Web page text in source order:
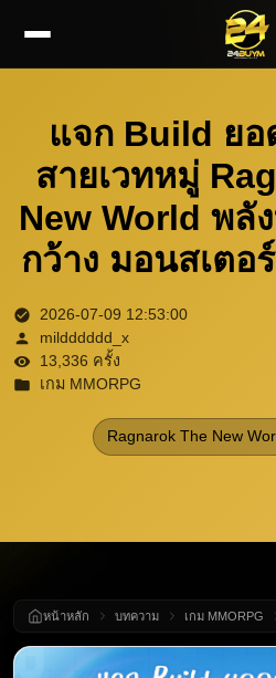
แจก Build ย
สายเวทหมู่
New World พลั
กว้าง มอนสเตอ
2026-07-09 12:53:00
mildddddd_x
13,336 ครั้ง
เกม MMORPG
Ragnarok The New
หน้าหลัก บทความ เกม MMORPG